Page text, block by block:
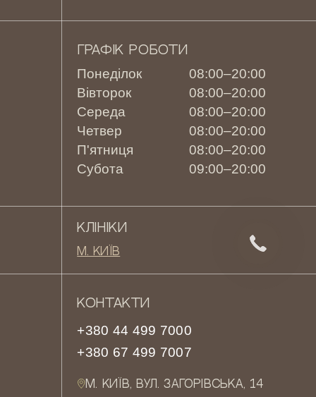
ГРАФІК РОБОТИ
Понеділок
08:00–20:00
Вівторок
08:00–20:00
Середа
08:00–20:00
Четвер
08:00–20:00
П'ятниця
08:00–20:00
Субота
09:00–20:00
КЛІНІКИ
М. КИЇВ
КОНТАКТИ
+380 44 499 7000
+380 67 499 7007
М. КИЇВ, ВУЛ. ЗАГОРІВСЬКА, 14